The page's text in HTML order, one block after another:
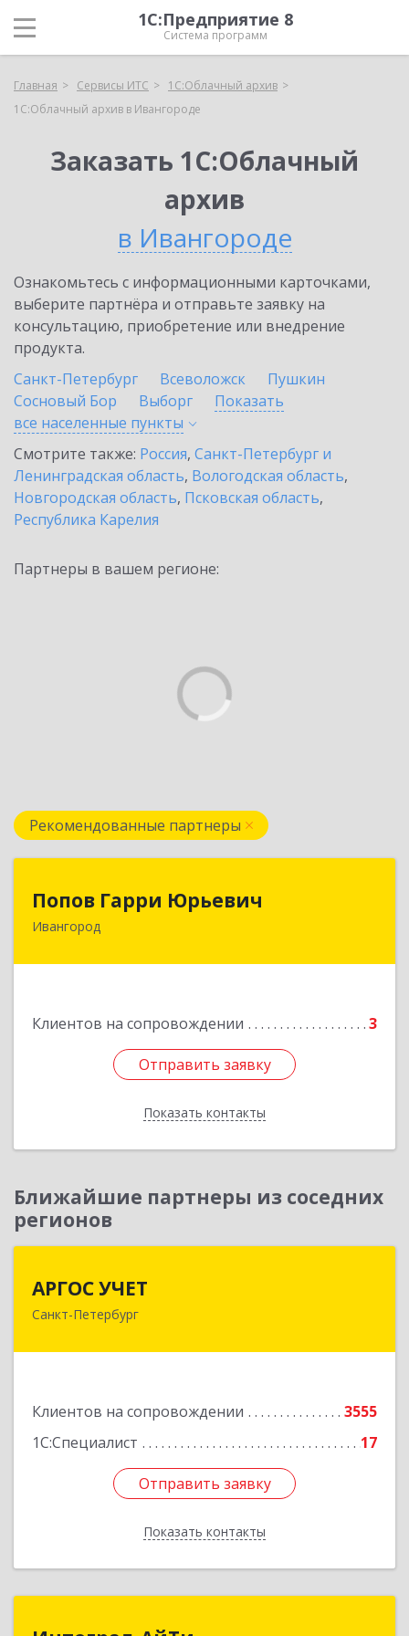
1С:Предприятие 8
Система программ
Главная Сервисы ИТС
1С:Облачный архив
1С:Облачный архив в Ивангороде
Заказать 1С:Облачный
архив
в Ивангороде
Ознакомьтесь с информационными карточками,
выберите партнёра и отправьте заявку на
консультацию, приобретение или внедрение
продукта.
Санкт-Петербург
Всеволожск
Пушкин
Сосновый Бор
Выборг
Показать
все населенные пункты
Смотрите также: Россия, Санкт-Петербург и
Ленинградская область, Вологодская область,
Новгородская область, Псковская область,
Республика Карелия
Партнеры в вашем регионе:
Рекомендованные партнеры
Попов Гарри Юрьевич
Ивангород
Клиентов на сопровождении 3
Отправить заявку
Показать контакты
Отправить заявку
Назад
Ближайшие партнеры из соседних
регионов
АРГОС УЧЕТ
Санкт-Петербург
Клиентов на сопровождении
3555
1С:Специалист
17
Отправить заявку
Показать контакты
196191, Санкт-Петербург г, Конституции пл,
Отправить заявку
Назад